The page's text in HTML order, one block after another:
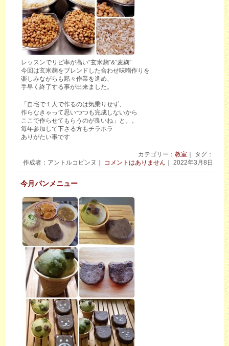
レッスンでリピ率が高い“玄米麹”&“麦麹”
今回は玄米麹をブレンドした合わせ味噌作りを
楽しみながらも黙々作業を進め、
手早く終了する事が出来ました。
「自宅で１人で作るのは気乗りせず、
作らなきゃって思いつつも完成しないから
ここで作らせてもらうのが良いね」と。。
毎年参加して下さる方もチラホラ
ありがたい事です
カテゴリー： 教室｜ タグ：
作成者：アントルコピンヌ｜
コメントはありません ｜ 2022年3月8日
今月パンメニュー